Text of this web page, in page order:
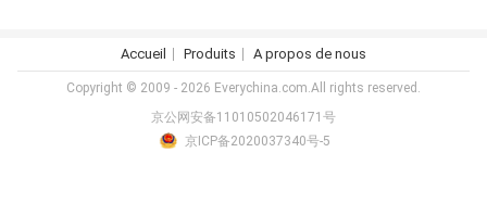
Accueil Produits A propos de nous
Copyright © 2009 - 2026 Everychina.com.All rights reserved.
京公网安备11010502046171号
京ICP备2020037340号-5